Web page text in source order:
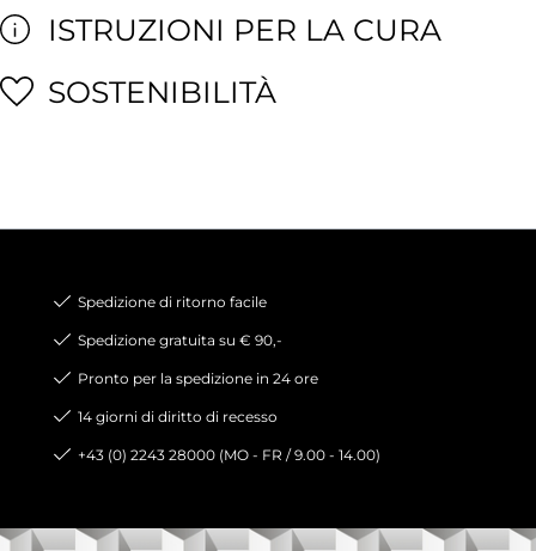
ISTRUZIONI PER LA CURA
SOSTENIBILITÀ
Spedizione di ritorno facile
Spedizione gratuita su € 90,-
Pronto per la spedizione in 24 ore
14 giorni di diritto di recesso
+43 (0) 2243 28000 (MO - FR / 9.00 - 14.00)